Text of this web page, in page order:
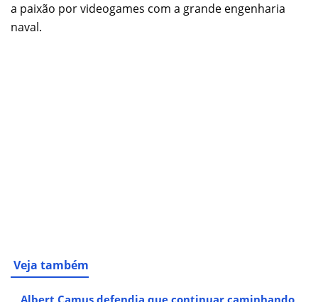
a paixão por videogames com a grande engenharia
naval.
Veja também